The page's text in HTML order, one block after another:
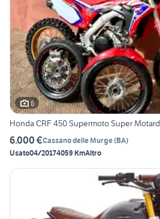
6
Honda CRF 450 Supermoto Super Motard
6.000 €Cassano delle Murge(BA)
Usato04/20174059 KmAltro